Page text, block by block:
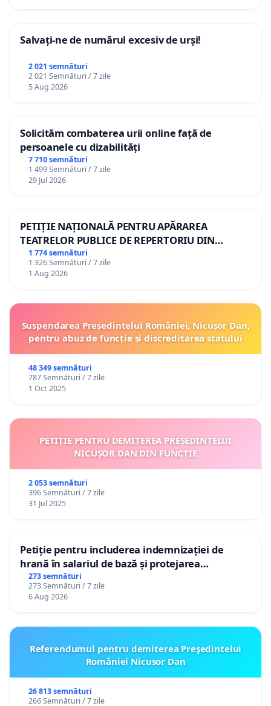
Salvați-ne de numărul excesiv de urși!
2 021 semnături
2 021 Semnături / 7 zile
5 Aug 2026
Solicităm combaterea urii online față de
persoanele cu dizabilități
7 710 semnături
1 499 Semnături / 7 zile
29 Jul 2026
PETIȚIE NAȚIONALĂ PENTRU APĂRAREA
TEATRELOR PUBLICE DE REPERTORIU DIN
ROMÂNIA
1 774 semnături
1 326 Semnături / 7 zile
1 Aug 2026
Suspendarea Președintelui României, Nicușor Dan,
pentru abuz de funcție și discreditarea statului
48 349 semnături
787 Semnături / 7 zile
1 Oct 2025
PETIȚIE PENTRU DEMITEREA PREȘEDINTELUI
NICUȘOR DAN DIN FUNCȚIE
2 053 semnături
396 Semnături / 7 zile
31 Jul 2025
Petiție pentru includerea indemnizației de
hrană în salariul de bază și protejarea
gradațiilor de vechime pentru asistenții
personali
273 semnături
273 Semnături / 7 zile
6 Aug 2026
Referendumul pentru demiterea Preşedintelui
României Nicusor Dan
26 813 semnături
266 Semnături / 7 zile